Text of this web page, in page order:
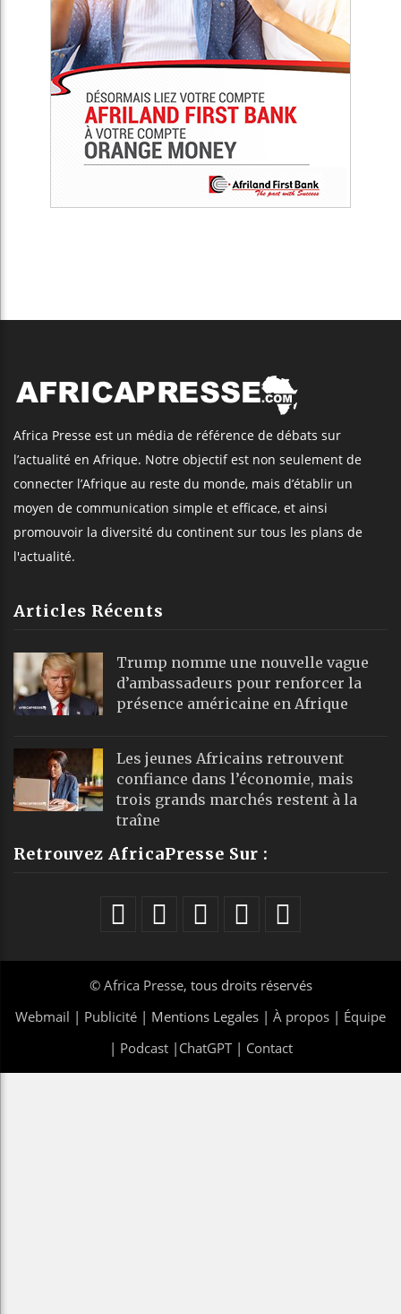
Africa Presse est un média de référence de débats sur
l’actualité en Afrique. Notre objectif est non seulement de
connecter l’Afrique au reste du monde, mais d’établir un
moyen de communication simple et efficace, et ainsi
promouvoir la diversité du continent sur tous les plans de
l'actualité.
Articles Récents
Trump nomme une nouvelle vague
d’ambassadeurs pour renforcer la
présence américaine en Afrique
Les jeunes Africains retrouvent
confiance dans l’économie, mais
trois grands marchés restent à la
traîne
Retrouvez AfricaPresse Sur :
© Africa Presse, tous droits réservés
Webmail | Publicité | Mentions Legales | À propos | Équipe
| Podcast| ChatGPT| Contact